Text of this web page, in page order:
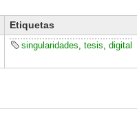
Etiquetas
singularidades tesis digital